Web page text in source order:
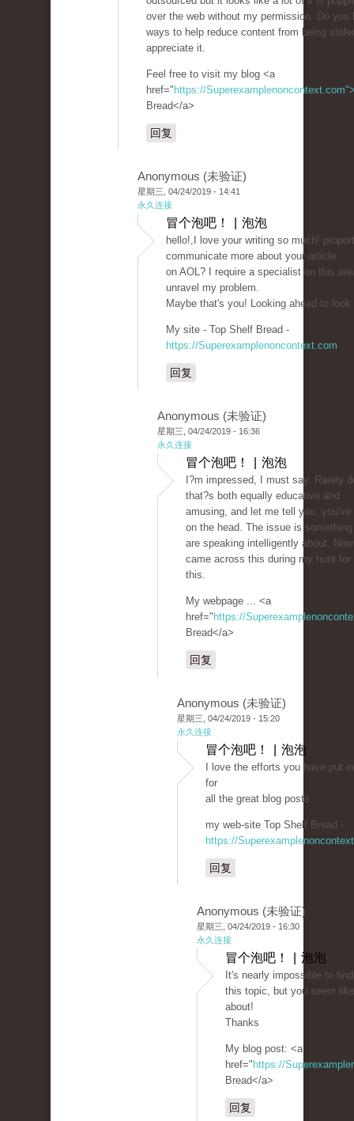
over the web without my permission. Do you
ways to help reduce content from being
appreciate it.
Feel free to visit my blog <a
href=" https://
Bread</a>
回复
Anonymous (未验证)
星期三, 04/24/2019 - 14:41
永久连接
冒个泡吧！ | 泡泡
hello!,I love your writing so much!
communicate more about your article
on AOL? I require a specialist on this
unravel my problem.
Maybe that's you! Looking ahead to look
My site - Top Shelf Bread -
https://Superexamplenoncontext.com
回复
Anonymous (未验证)
星期三, 04/24/2019 - 16:36
永久连接
冒个泡吧！ | 泡泡
I?m impressed, I must say. Rarely
that?s both equally educative and
amusing, and let me tell you, you've
on the head. The issue is
are speaking intelligently about.
came across this during my hunt for
this.
My webpage ... <a
href=" https://
Bread</a>
回复
Anonymous (未验证)
星期三, 04/24/2019 - 15:20
永久连接
冒个泡吧！ | 泡泡
I love the efforts you have put
for
all the great blog posts.
my web-site Top Shelf Bread -
https://
回复
Anonymous (未验证)
星期三, 04/24/2019 - 16:30
永久连接
冒个泡吧！ | 泡泡
It's nearly impossible to
this topic, but you seem
about!
Thanks
My blog post: <a
href=" https://
Bread</a>
回复